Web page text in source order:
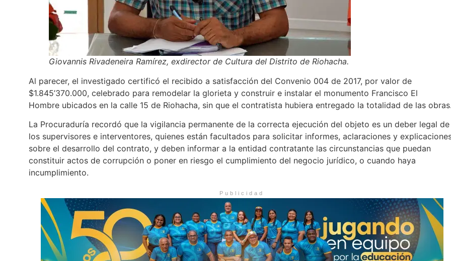
Giovannis Rivadeneira Ramírez, exdirector de Cultura del Distrito de Riohacha.
Al parecer, el investigado certificó el recibido a satisfacción del Convenio 004 de 2017, por valor de
$1.845’370.000, celebrado para remodelar la glorieta y construir e instalar el monumento Francisco El
Hombre ubicados en la calle 15 de Riohacha, sin que el contratista hubiera entregado la totalidad de las
La Procuraduría recordó que la vigilancia permanente de la correcta ejecución del objeto es un deber legal de
los supervisores e interventores, quienes están facultados para solicitar informes, aclaraciones y
sobre el desarrollo del contrato, y deben informar a la entidad contratante las circunstancias que puedan
constituir actos de corrupción o poner en riesgo el cumplimiento del negocio jurídico, o cuando haya
incumplimiento.
Publicidad